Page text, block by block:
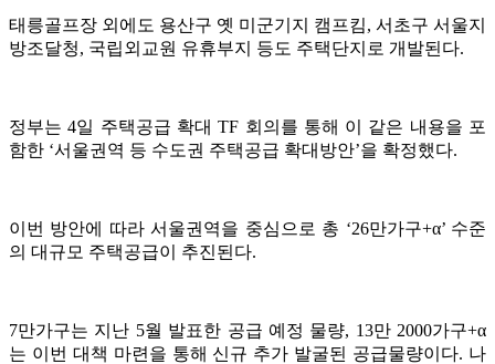
태릉골프장 외에도 용산구 옛 미군기지 캠프킴, 서초구 서울지
방조달청, 국립외교원 유휴부지 등도 주택단지로 개발된다.
정부는 4일 주택공급 확대 TF 회의를 통해 이 같은 내용을 포
함한 ‘서울권역 등 수도권 주택공급 확대방안’을 확정했다.
이번 방안에 따라 서울권역을 중심으로 총 ‘26만가구+α’ 수준
의 대규모 주택공급이 추진된다.
7만가구는 지난 5월 발표한 공급 예정 물량, 13만 2000가구+α
는 이번 대책 마련을 통해 신규 추가 발굴된 공급물량이다. 나